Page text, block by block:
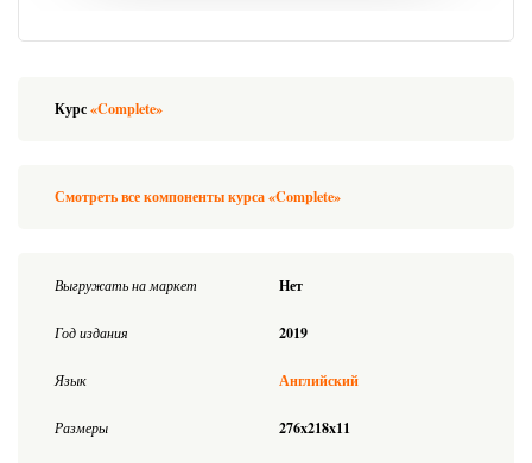
Курс«Complete»
Смотреть все компоненты курса «Complete»
Выгружать на маркет Нет
Год издания 2019
Язык Английский
Размеры 276x218x11